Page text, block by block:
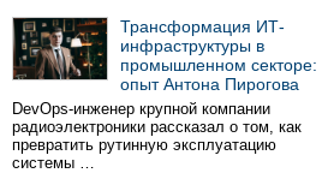
Трансформация ИТ-
инфраструктуры в
промышленном секторе:
опыт Антона Пирогова
DevOps-инженер крупной компании
радиоэлектроники рассказал о том, как
превратить рутинную эксплуатацию
системы …